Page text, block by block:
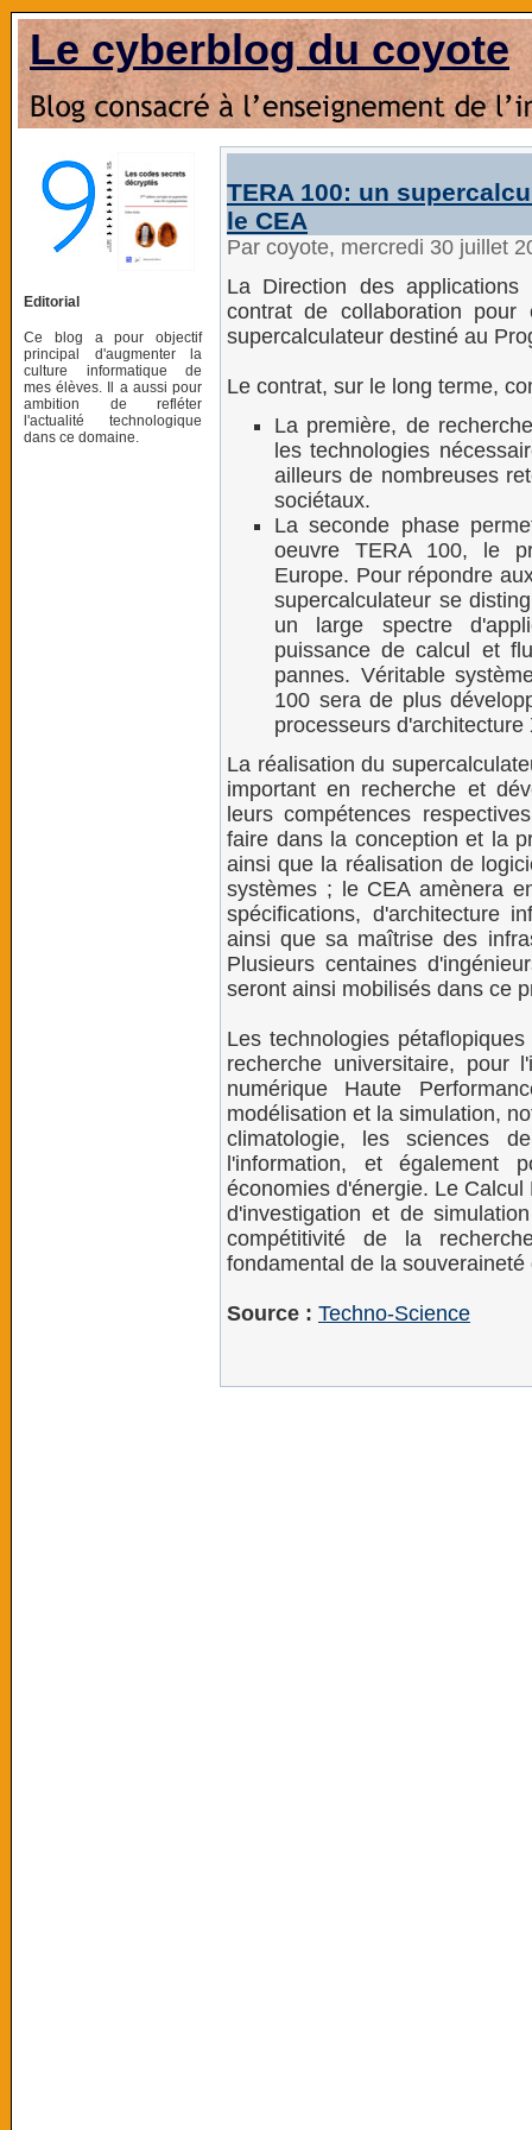
Le cyberblog du coyote
Editorial
Ce blog a pour objectif
principal d'augmenter la
culture informatique de
mes élèves. Il a aussi pour
ambition de refléter
l'actualité technologique
dans ce domaine.
TERA 100: un
le CEA
Par coyote, mercredi 30 juillet
La Direction des
contrat de collaboration
supercalculateur destiné au
Le contrat, sur le long terme,
La première, de
les technologies
ailleurs de nombreuses
sociétaux.
La seconde phase
oeuvre TERA 100, le
Europe. Pour répondre
supercalculateur se
un large spectre
puissance de calcul et
pannes. Véritable
100 sera de plus
processeurs d'architecture
La réalisation du
important en recherche et
leurs compétences
faire dans la conception et la
ainsi que la réalisation de
systèmes ; le CEA amènera
spécifications, d'architecture
ainsi que sa maîtrise des
Plusieurs centaines
seront ainsi mobilisés dans ce
Les technologies
recherche universitaire, pour
numérique Haute
modélisation et la simulation,
climatologie, les sciences
l'information, et également
économies d'énergie. Le
d'investigation et de
compétitivité de la
fondamental de la souveraineté
Source : Techno-Science